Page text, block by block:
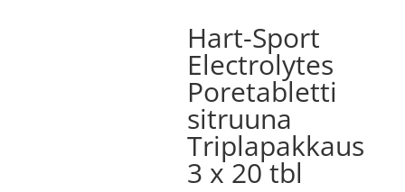
Hart-Sport
Electrolytes
Poretabletti
sitruuna
Triplapakkaus
3 x 20 tbl